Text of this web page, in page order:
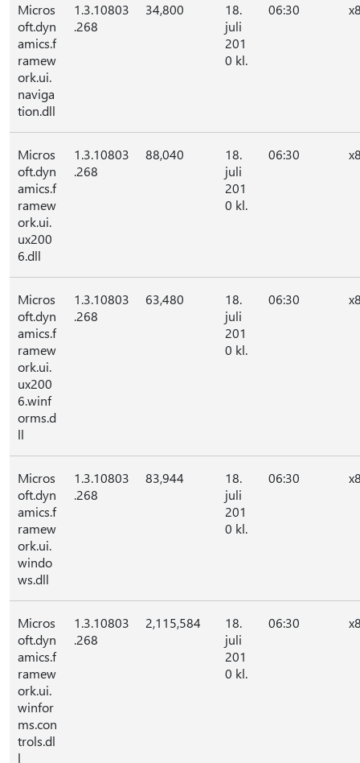
Micros
oft.dyn
amics.f
ramew
ork.ui.
naviga
tion.dll
1.3.10803
.268
34,800
18.
juli
201
0 kl.
06:30
Micros
oft.dyn
amics.f
ramew
ork.ui.
ux200
6.dll
1.3.10803
.268
88,040
18.
juli
201
0 kl.
06:30
Micros
oft.dyn
amics.f
ramew
ork.ui.
ux200
6.winf
orms.d
ll
1.3.10803
.268
63,480
18.
juli
201
0 kl.
06:30
Micros
oft.dyn
amics.f
ramew
ork.ui.
windo
ws.dll
1.3.10803
.268
83,944
18.
juli
201
0 kl.
06:30
Micros
oft.dyn
amics.f
ramew
ork.ui.
winfor
ms.con
trols.dl
l
1.3.10803
.268
2,115,584
18.
juli
201
0 kl.
06:30